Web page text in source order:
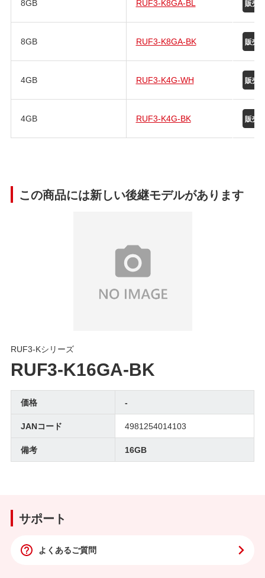
8GB RUF3-K8GA-BK
4GB RUF3-K4G-WH
4GB RUF3-K4G-BK
この商品には新しい後継モデルがあります
RUF3-Kシリーズ
RUF3-K16GA-BK
価格
-
JANコード
4981254014103
備考
16GB
サポート
よくあるご質問